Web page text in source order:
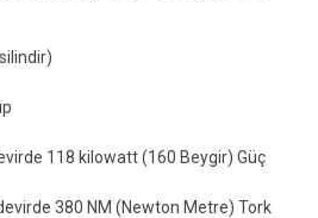
silindir)
118 kilowatt (160 Beygir) Güç
380 NM (Newton Metre) Tork